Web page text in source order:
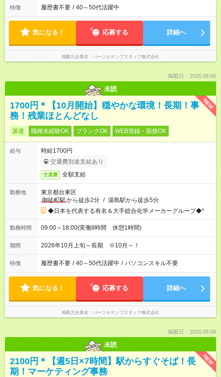
特徴 履歴書不要 / 40～50代活躍中
気になる！ 応募する 詳細へ
掲載元企業名 パーソルテンプスタッフ株式会社
掲載日：2026.08.06
未読
NEW
1700円＊【10月開始】穏やかな環境！長期！事
務！残業ほとんどなし
派遣 職種未経験OK ブランクOK WEB登録・面接OK
給与
時給1700円
交通費別途支給あり
交通費 全額支給
勤務地
東京都台東区
御徒町駅から徒歩2分 / 湯島駅から徒歩5分
◆日本を代表する有名＆大手総合化学メーカーグループ◆*
勤務時間 09:00～18:00(実働8時間 休憩1時間)
期間 2026年10月上旬～長期 ※10月～！
特徴 履歴書不要 / 40～50代活躍中 / パソコンスキル不要
気になる！ 応募する 詳細へ
掲載元企業名 パーソルテンプスタッフ株式会社
掲載日：2026.08.06
未読
NEW
2100円＊【週5日×7時間】駅からすぐそば！長
期！マーケティング事務